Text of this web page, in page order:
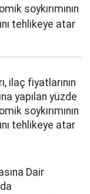
soykırımının
tehlikeye atar
ilaç fiyatlarının
yapılan yüzde
soykırımının
tehlikeye atar
Dair